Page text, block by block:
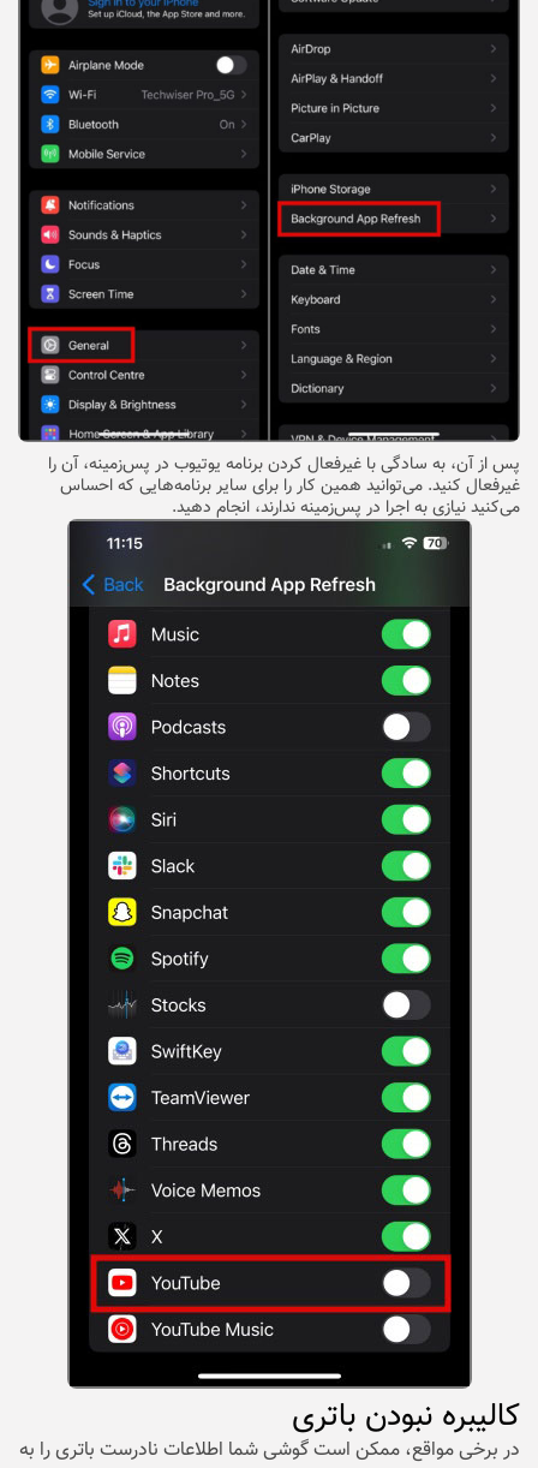
پس از آن، به سادگی با غیرفعال کردن برنامه یوتیوب در پس‌زمینه، آن را
غیرفعال کنید. می‌توانید همین کار را برای سایر برنامه‌هایی که احساس
می‌کنید نیازی به اجرا در پس‌زمینه ندارند، انجام دهید.
کالیبره نبودن باتری
در برخی مواقع، ممکن است گوشی شما اطلاعات نادرست باتری را به